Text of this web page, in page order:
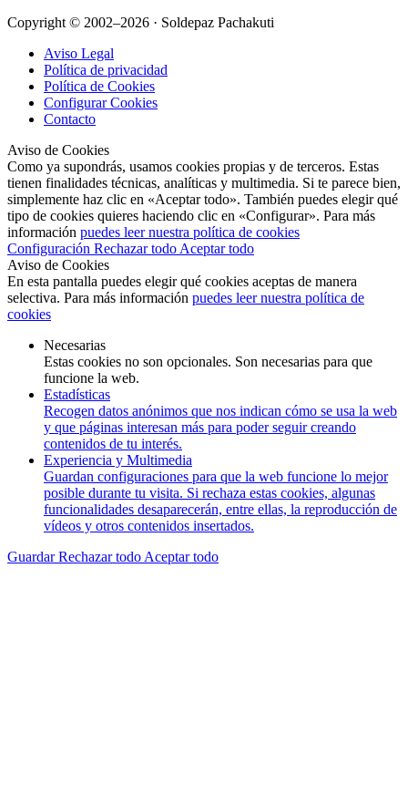
Copyright © 2002–2026 · Soldepaz Pachakuti
Aviso Legal
Política de privacidad
Política de Cookies
Configurar Cookies
Contacto
Aviso de Cookies
Como ya supondrás, usamos cookies propias y de terceros. Estas
tienen finalidades técnicas, analíticas y multimedia. Si te parece bien,
simplemente haz clic en «Aceptar todo». También puedes elegir qué
tipo de cookies quieres haciendo clic en «Configurar». Para más
información puedes leer nuestra política de cookies
Configuración Rechazar todo Aceptar todo
Aviso de Cookies
En esta pantalla puedes elegir qué cookies aceptas de manera
selectiva. Para más información puedes leer nuestra política de
cookies
Necesarias
Estas cookies no son opcionales. Son necesarias para que
funcione la web.
Estadísticas
Recogen datos anónimos que nos indican cómo se usa la web
y que páginas interesan más para poder seguir creando
contenidos de tu interés.
Experiencia y Multimedia
Guardan configuraciones para que la web funcione lo mejor
posible durante tu visita. Si rechaza estas cookies, algunas
funcionalidades desaparecerán, entre ellas, la reproducción de
vídeos y otros contenidos insertados.
GuardarRechazar todo Aceptar todo